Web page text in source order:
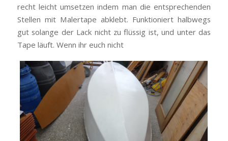
recht leicht umsetzen indem man die entsprechenden
Stellen mit Malertape abklebt. Funktioniert halbwegs
gut solange der Lack nicht zu flüssig ist, und unter das
Tape läuft. Wenn ihr euch nicht